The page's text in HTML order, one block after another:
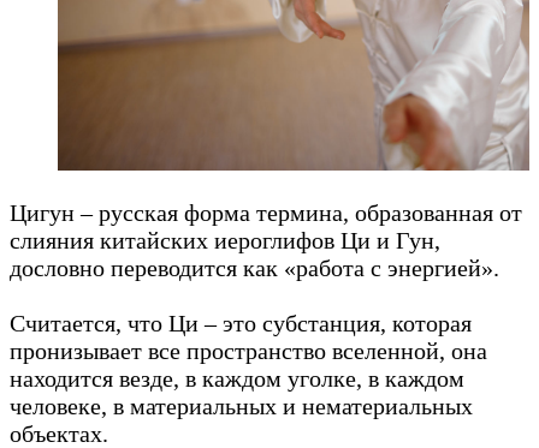
Цигун – русская форма термина, образованная от
слияния китайских иероглифов Ци и Гун,
дословно переводится как «работа с энергией».
Считается, что Ци – это субстанция, которая
пронизывает все пространство вселенной, она
находится везде, в каждом уголке, в каждом
человеке, в материальных и нематериальных
объектах.